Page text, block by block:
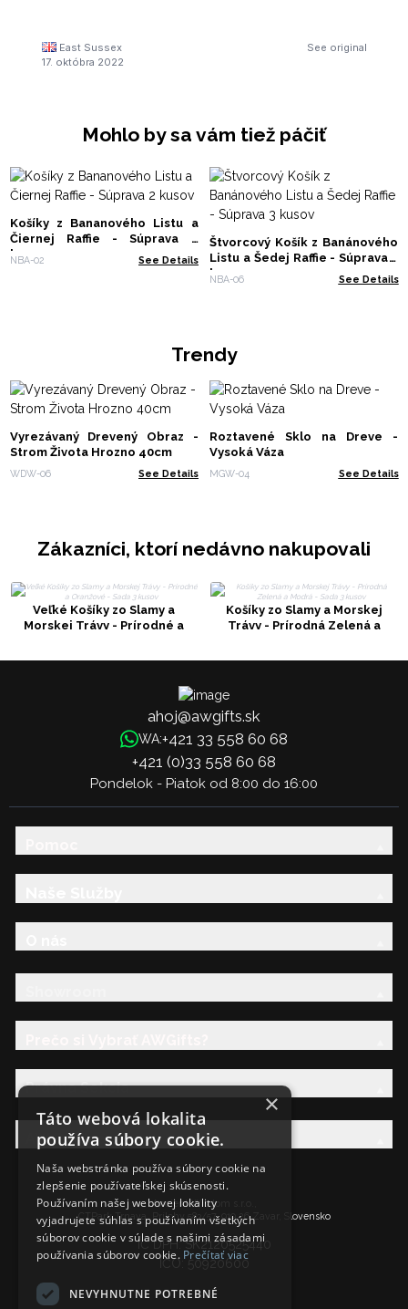
East Sussex
See original
17. októbra 2022
Mohlo by sa vám tiež páčiť
Košíky z Bananového Listu a
Čiernej Raffie - Súprava 2
kusov
NBA-02 See Details
Štvorcový Košík z Banánového
Listu a Šedej Raffie - Súprava 3
kusov
NBA-06 See Details
Trendy
Vyrezávaný Drevený Obraz -
Strom Života Hrozno 40cm
WDW-06 See Details
Roztavené Sklo na Dreve -
Vysoká Váza
MGW-04 See Details
Zákazníci, ktorí nedávno nakupovali
Veľké Košíky zo Slamy a
Morskej Trávy - Prírodné a
Košíky zo Slamy a Morskej
Trávy - Prírodná Zelená a
ahoj@awgifts.sk
WA:+421 33 558 60 68
+421 (0)33 558 60 68
Pondelok - Piatok od 8:00 do 16:00
Právna Sekcia
AW Rodina
Ancient Wisdom s.r.o.,
CTPark Trnava, Prílohy 583/57, 919 26 Zavar, Slovensko
IČ DPH: SK2120525440
IČO: 50920600
×
Táto webová lokalita
používa súbory cookie.
Naša webstránka používa súbory cookie na
zlepšenie používateľskej skúsenosti.
Používaním našej webovej lokality
vyjadrujete súhlas s používaním všetkých
súborov cookie v súlade s našimi zásadami
používania súborov cookie. Prečítať viac
NEVYHNUTNE POTREBNÉ